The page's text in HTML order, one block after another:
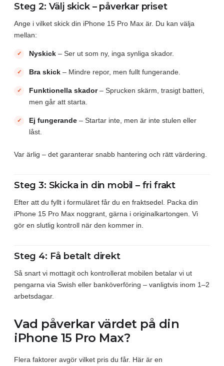
Steg 2: Välj skick – påverkar priset
Ange i vilket skick din iPhone 15 Pro Max är. Du kan välja
mellan:
Nyskick – Ser ut som ny, inga synliga skador.
Bra skick – Mindre repor, men fullt fungerande.
Funktionella skador– Sprucken skärm, trasigt batteri,
men går att starta.
Ej fungerande – Startar inte, men är inte stulen eller
låst.
Var ärlig – det garanterar snabb hantering och rätt värdering.
Steg 3: Skicka in din mobil – fri frakt
Efter att du fyllt i formuläret får du en fraktsedel. Packa din
iPhone 15 Pro Max noggrant, gärna i originalkartongen. Vi
gör en slutlig kontroll när den kommer in.
Steg 4: Få betalt direkt
Så snart vi mottagit och kontrollerat mobilen betalar vi ut
pengarna via Swish eller banköverföring – vanligtvis inom 1–2
arbetsdagar.
Vad påverkar värdet på din
iPhone 15 Pro Max?
Flera faktorer avgör vilket pris du får. Här är en